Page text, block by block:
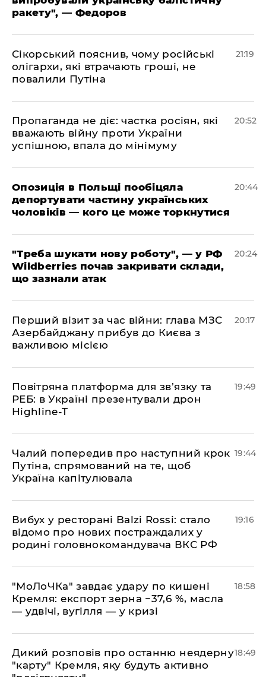
ракету", — Федоров
​Сікорський пояснив, чому російські
олігархи, які втрачають гроші, не
повалили Путіна
21:19
​Пропаганда не діє: частка росіян, які
вважають війну проти України
успішною, впала до мінімуму
20:52
​Опозиція в Польщі пообіцяла
депортувати частину українських
чоловіків — кого це може торкнутися
20:44
​"Треба шукати нову роботу", — у РФ
Wildberries почав закривати склади,
що зазнали атак
20:24
​Перший візит за час війни: глава МЗС
Азербайджану прибув до Києва з
важливою місією
20:17
​Повітряна платформа для зв’язку та
РЕБ: в Україні презентували дрон
Highline-T
19:49
​Чалий попередив про наступний крок
Путіна, спрямований на те, щоб
Україна капітулювала
19:44
​Вибух у ресторані Balzi Rossi: стало
відомо про нових постраждалих у
родині головнокомандувача ВКС РФ
19:16
​"МоЛоЧКа" завдає удару по кишені
Кремля: експорт зерна −37,6 %, масла
— удвічі, вугілля — у кризі
18:58
​Дикий розповів про останню неядерну
"карту" Кремля, яку будуть активно
18:49